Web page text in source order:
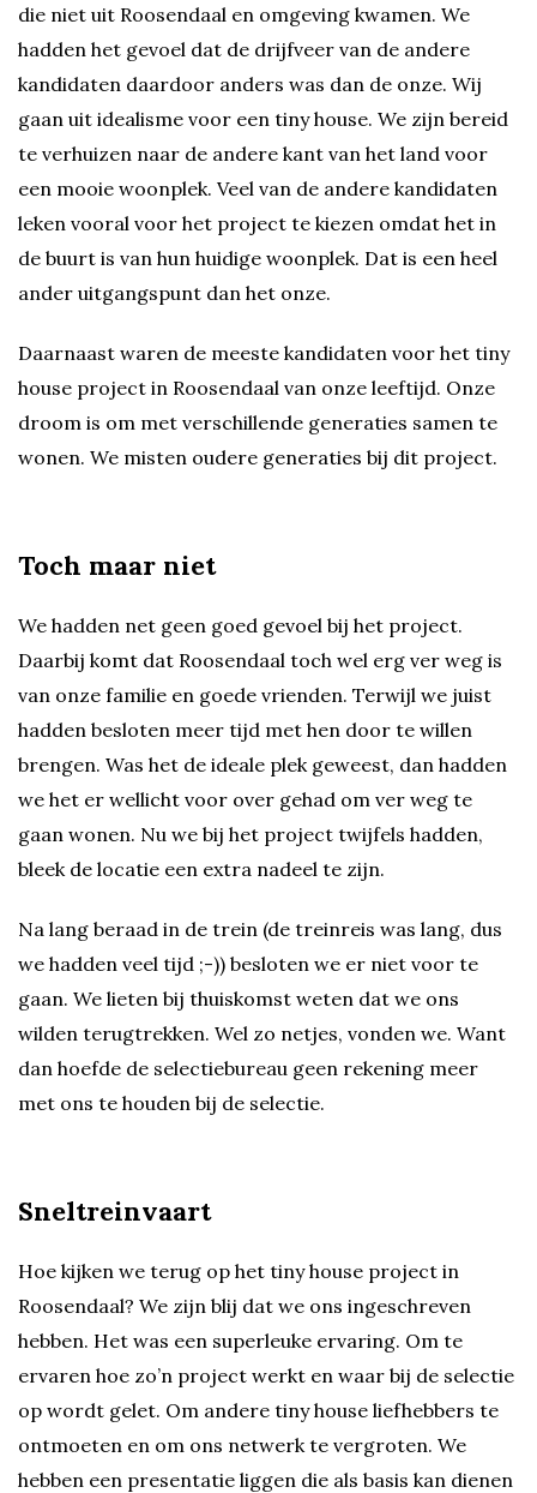
die niet uit Roosendaal en omgeving kwamen. We
hadden het gevoel dat de drijfveer van de andere
kandidaten daardoor anders was dan de onze. Wij
gaan uit idealisme voor een tiny house. We zijn bereid
te verhuizen naar de andere kant van het land voor
een mooie woonplek. Veel van de andere kandidaten
leken vooral voor het project te kiezen omdat het in
de buurt is van hun huidige woonplek. Dat is een heel
ander uitgangspunt dan het onze.
Daarnaast waren de meeste kandidaten voor het tiny
house project in Roosendaal van onze leeftijd. Onze
droom is om met verschillende generaties samen te
wonen. We misten oudere generaties bij dit project.
Toch maar niet
We hadden net geen goed gevoel bij het project.
Daarbij komt dat Roosendaal toch wel erg ver weg is
van onze familie en goede vrienden. Terwijl we juist
hadden besloten meer tijd met hen door te willen
brengen. Was het de ideale plek geweest, dan hadden
we het er wellicht voor over gehad om ver weg te
gaan wonen. Nu we bij het project twijfels hadden,
bleek de locatie een extra nadeel te zijn.
Na lang beraad in de trein (de treinreis was lang, dus
we hadden veel tijd ;-)) besloten we er niet voor te
gaan. We lieten bij thuiskomst weten dat we ons
wilden terugtrekken. Wel zo netjes, vonden we. Want
dan hoefde de selectiebureau geen rekening meer
met ons te houden bij de selectie.
Sneltreinvaart
Hoe kijken we terug op het tiny house project in
Roosendaal? We zijn blij dat we ons ingeschreven
hebben. Het was een superleuke ervaring. Om te
ervaren hoe zo’n project werkt en waar bij de selectie
op wordt gelet. Om andere tiny house liefhebbers te
ontmoeten en om ons netwerk te vergroten. We
hebben een presentatie liggen die als basis kan dienen